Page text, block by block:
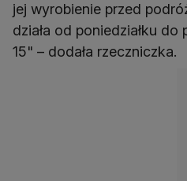
jej wyrobienie przed
działa od poniedziałku
15" – dodała rzeczniczka.